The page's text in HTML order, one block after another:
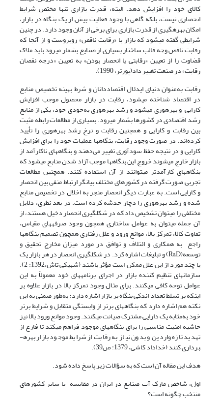
کالای خود را افزایش دهد. البته، قدرت بازاری تنها مختص شرایط
انحصاری نیست، بلکه گاهی با وجود فعالیت بیش از یک بنگاه در بازار،
امکان بهره­گیری از قدرت بازاری برای برخی از آنان وجود دارد. در چنین
شرایطی گفته می­شود که بازار با «رقابت ناقص» روبروست و از آنجا که
رقابت ناقص وجه قالب ساختار بسیاری از صنایع بشمار می­رود باید ملاک
قضاوت را از تعیین «رقابتی یا انحصار بودن» به تعیین «درجه­ نقصان
رقابت» در صنعت تغییر داد(پورتر، 1990).
رقابت به‌عنوان دنیای ایدئال اقتصاددانان و شرط بهینه تخصیص منابع
در اقتصاد شناخته می­شود، رقابت در بازار محصول موجب افزایش
کارایی و بهره­وری می­شود و رشد بهره­وری به‌خودی خود، یکی از منابع
رشد اقتصادی در کشورها بشمار می­رود. بسیاری از مطالعات رابطه مثبت
بین رقابت و کارایی و همچنین رقابت و نرخ رشد بهره­وری را تأیید
کرده‌اند. در صورت وجود رقابت، بنگاه­ها عملیات خود را برای افزایش
کارایی و در نتیجه حفظ سودآوری تغییر می‌دهند و بنگاه­های ناکارآمد از
بازار خارج می­شوند خروج این بنگاه­ها موجب آزاد شدن منابع می­شود که
بنگاه­های کارآمدتر می­توانند از آن استفاده کنند. همچنین مطالعات
تجربی صورت گرفته در کشورهای مختلف بیانگر ارتباط منفی بین انحصار
و کارایی است. به عبارت دیگر انحصار منجر به اخلال در تخصیص منابع
شده و رشد بهره­وری را دچار خدشه کرده است. در بعد نظری، دلایل
مختلفی را می­توان تشخیص داد که در شکل­گیری انحصار دخیل هستند، از
آن جمله می­توان به عوامل ساختاری همچون وجود صرفه­های مقیاس،
تفاوت کالا، تمرکز بالا، موانع ورود و علل رفتاری همچون تصمیم بنگاه­ها
راجع به همکاری و ائتلاف و توافق در مورد میزان مخارج تحقیق و
توسعه(R&D) و تبلیغات اشاره کرد. در شکل­گیری انحصار در هر بازار یک
یا چند مورد از این علل ممکن است مؤثر باشند (شهیکی تاش،1392: 2).
سازمان­های تنظیم کننده­ بازار در اجرای برنامه­های خود معمولاً به این
عوامل توجه کافی می­کنند. برای مثال وجود تمرکز بالا در بازار علاوه بر
اینکه بر تسلط تعداد اندکی بنگاه بر بازار اشاره دارد؛ به‌طور ضمنی به این
نکته هم اشاره دارد که ­بنگاه­های برتر از وابستگی متقابل و شرایط برتر
خود به‌مثابه یک دارایی مشترک صیانت می­کنند. وجود موانع ورود بالا نیز
حاشیه­ امنیت مناسبی را برای بنگاه­های موجود فراهم می­کند تا فارغ از
تهدید تازه واردین و بدون نیاز به رقابت از شرایط موجود بازار بهره­
برداری کنند (خداداد کاشی، 1379: ص39).
هدف این مقاله آن است که به سؤالات زیر پاسخ داده شود.
اول، شاخص مارک آپ صنایع در ایران در مقایسه با سایر کشورهای
منتخب چگونه است؟